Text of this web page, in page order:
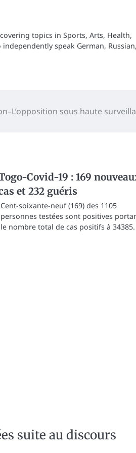
topics in Sports, Arts, Health,
speak German, Russian,
sous haute
Covid-19 : 169
et 232 guéris
Cent-soixante-neuf (169) des 1105
personnes testées sont positives
le nombre total de cas positifs à 34385.
suite au discours